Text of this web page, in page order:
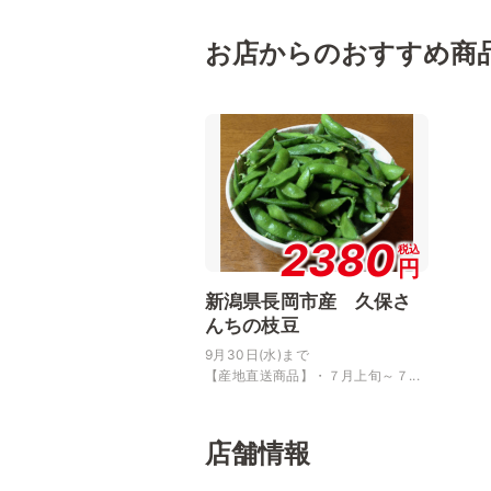
お店からのおすすめ商
2380税込
円
新潟県長岡市産 久保さ
んちの枝豆
9月30日(水)まで
【産地直送商品】・７月上旬～７...
店舗情報